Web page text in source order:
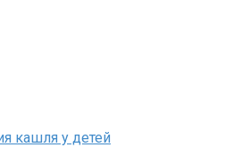
кашля у детей